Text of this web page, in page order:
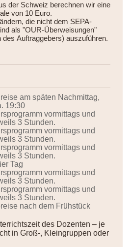
der Schweiz berechnen wir eine
von 10 Euro.
die nicht dem SEPA-
als "OUR-Überweisungen"
des Auftraggebers) auszuführen.
am späten Nachmittag,
19:30
vormittags und
3 Stunden.
vormittags und
3 Stunden.
vormittags und
3 Stunden.
Tag
vormittags und
3 Stunden.
vormittags und
3 Stunden.
nach dem Frühstück
des Dozenten – je
in Groß-, Kleingruppen oder